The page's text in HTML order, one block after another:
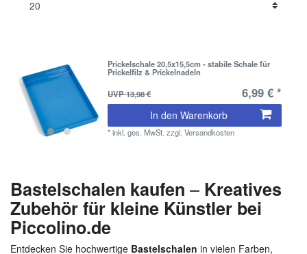
Prickelschale 20,5x15,5cm - stabile Schale für
Prickelfilz & Prickelnadeln
UVP 13,98 €
6,99 € *
In den Warenkorb
*inkl. ges. MwSt. zzgl.Versandkosten
Bastelschalen kaufen – Kreatives
Zubehör für kleine Künstler bei
Piccolino.de
Entdecken Sie hochwertige Bastelschalen in vielen Farben,